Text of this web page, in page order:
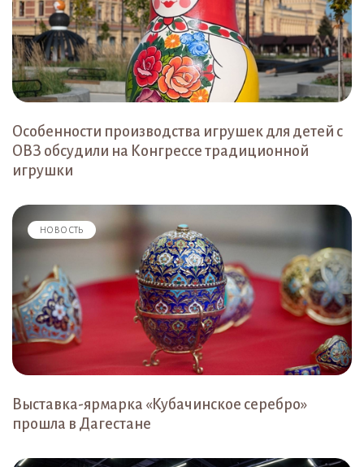
Особенности производства игрушек для детей с
ОВЗ обсудили на Конгрессе традиционной
игрушки
НОВОСТЬ
Выставка-ярмарка «Кубачинское серебро»
прошла в Дагестане